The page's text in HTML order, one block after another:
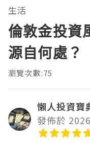
生活
倫敦金投資
源自何處？
瀏覽次數:75
懶人投資寶
發佈於